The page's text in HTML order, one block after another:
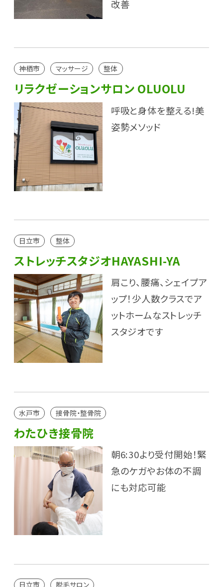
改善
神栖市 マッサージ 整体
リラクゼーションサロン OLUOLU
呼吸と身体を整える!美
姿勢メソッド
日立市 整体
ストレッチスタジオHAYASHI-YA
肩こり、腰痛、シェイプア
ップ！少人数クラスでア
ットホームなストレッチ
スタジオです
水戸市 接骨院・整骨院
わたひき接骨院
朝6:30より受付開始！緊
急のケガやお体の不調
にも対応可能
日立市 脱毛サロン